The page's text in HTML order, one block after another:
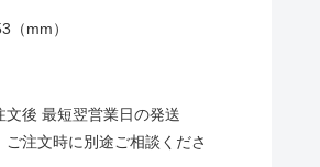
（mm）
文後 最短翌営業日の発送
ご注文時に別途ご相談くださ